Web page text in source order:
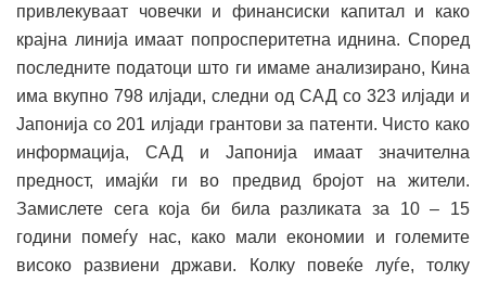
привлекуваат човечки и финансиски капитал и како
крајна линија имаат попросперитетна иднина. Според
последните податоци што ги имаме анализирано, Кина
има вкупно 798 илјади, следни од САД со 323 илјади и
Јапонија со 201 илјади грантови за патенти. Чисто како
информација, САД и Јапонија имаат значителна
предност, имајќи ги во предвид бројот на жители.
Замислете сега која би била разликата за 10 – 15
години помеѓу нас, како мали економии и големите
високо развиени држави. Колку повеќе луѓе, толку